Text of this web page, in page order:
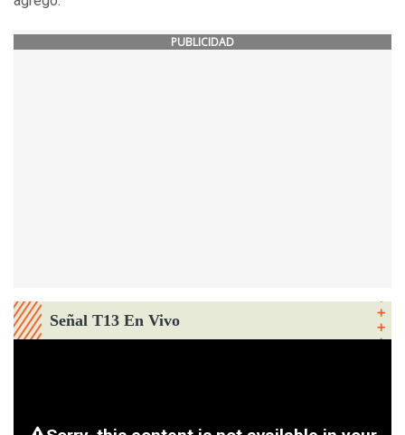
PUBLICIDAD
Señal T13 En Vivo